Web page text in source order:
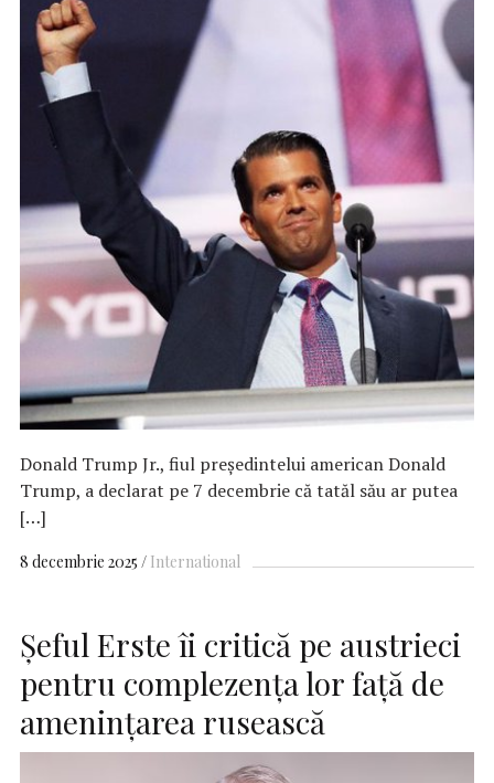
Donald Trump Jr., fiul președintelui american Donald
Trump, a declarat pe 7 decembrie că tatăl său ar putea
[…]
8 decembrie 2025 International
Şeful Erste îi critică pe austrieci
pentru complezenţa lor faţă de
ameninţarea rusească